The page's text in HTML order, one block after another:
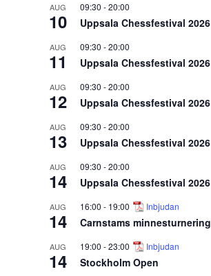
AUG
10
09:30 -20:00
Uppsala Chessfestival 2026
AUG
11
09:30 -20:00
Uppsala Chessfestival 2026
AUG
12
09:30 -20:00
Uppsala Chessfestival 2026
AUG
13
09:30 -20:00
Uppsala Chessfestival 2026
AUG
14
09:30 -20:00
Uppsala Chessfestival 2026
AUG
14
16:00 - 19:00 Inbjudan
Carnstams minnesturnering
AUG
14
19:00 -23:00 Inbjudan
Stockholm Open